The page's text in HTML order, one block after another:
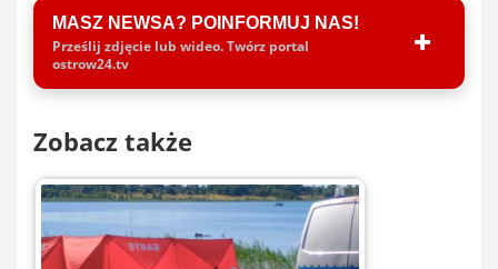
MASZ NEWSA? POINFORMUJ NAS!
Prześlij zdjęcie lub wideo. Twórz portal
ostrow24.tv
Zobacz także